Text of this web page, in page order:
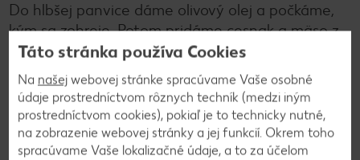
Do hlbšej panvice dáme olivový olej a počkáme,
kým sa zohreje. Potom pridáme cesnak a mäso z
klobásky, ktoré vytlačíme z črievka. Opečieme.
3
Pridáme paradajky a smotanu. Dochutíme, soľou,
Táto stránka používa Cookies
Na našej webovej stránke spracúvame Vaše osobné
údaje prostredníctvom rôznych techník (medzi iným
prostredníctvom cookies), pokiaľ je to technicky nutné,
na zobrazenie webovej stránky a jej funkcií. Okrem toho
spracúvame Vaše lokalizačné údaje, a to za účelom